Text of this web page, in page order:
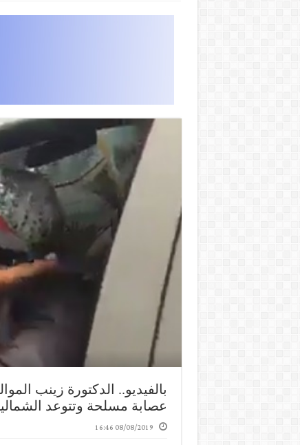
بالفيديو.. الدكتورة زينب
عصابة مسلحة وتتوعد
08/08/2019 16:46